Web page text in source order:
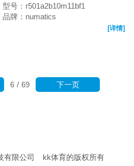
型号：r501a2b10m11bf1
品牌：numatics
[详情]
6 / 69 下一页
有限公司 kk体育的版权所有